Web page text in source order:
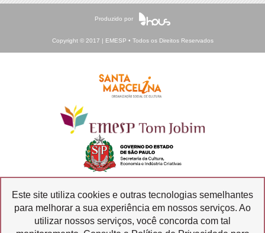
Produzido por
Copyright © 2017 | EMESP • Todos os Direitos Reservados
Ouvidoria
Transparência
Este site utiliza cookies e outras tecnologias semelhantes
para melhorar a sua experiência em nossos serviços. Ao
utilizar nossos serviços, você concorda com tal